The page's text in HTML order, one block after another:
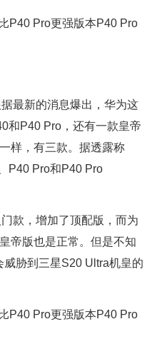
最新的消息爆出，华为这
和P40 Pro，还有一款皇帝
样，有三款。据透露称
P40 Pro和P40 Pro
款，增加了顶配版，而为
帝版也是正常。但是不知
胁到三星S20 Ultra机皇的